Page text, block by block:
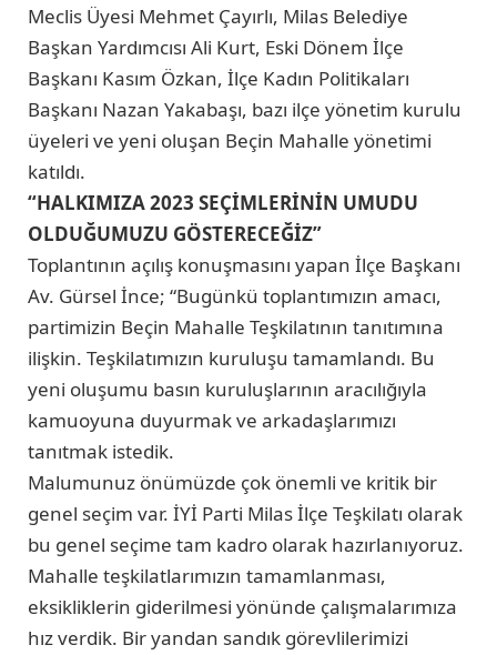
Meclis Üyesi Mehmet Çayırlı, Milas Belediye
Başkan Yardımcısı Ali Kurt, Eski Dönem İlçe
Başkanı Kasım Özkan, İlçe Kadın Politikaları
Başkanı Nazan Yakabaşı, bazı ilçe yönetim kurulu
üyeleri ve yeni oluşan Beçin Mahalle yönetimi
katıldı.
“HALKIMIZA 2023 SEÇİMLERİNİN UMUDU
OLDUĞUMUZU GÖSTERECEĞİZ”
Toplantının açılış konuşmasını yapan İlçe Başkanı
Av. Gürsel İnce; “Bugünkü toplantımızın amacı,
partimizin Beçin Mahalle Teşkilatının tanıtımına
ilişkin. Teşkilatımızın kuruluşu tamamlandı. Bu
yeni oluşumu basın kuruluşlarının aracılığıyla
kamuoyuna duyurmak ve arkadaşlarımızı
tanıtmak istedik.
Malumunuz önümüzde çok önemli ve kritik bir
genel seçim var. İYİ Parti Milas İlçe Teşkilatı olarak
bu genel seçime tam kadro olarak hazırlanıyoruz.
Mahalle teşkilatlarımızın tamamlanması,
eksikliklerin giderilmesi yönünde çalışmalarımıza
hız verdik. Bir yandan sandık görevlilerimizi